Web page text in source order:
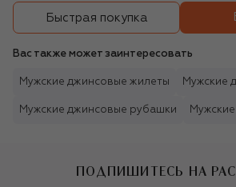
Быстрая покупка
Вас также может заинтересовать
Мужские джинсовые жилеты Мужские
Мужские джинсовые рубашки
ПОДПИШИТЕСЬ НА